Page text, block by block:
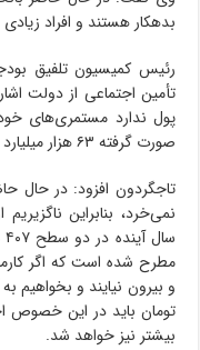
بدهکار هستند و افراد
تأمین اجتماعی از دولت
پول ندارد مستمری‌های
صورت گرفته ۶۳ هزار میلیارد تومان دولت به تأمین اجتماعی بدهکار است.
تاجگردون ا‌فزود: د‌ر حال
نمی‌خرد، بنابراین
مطرح شده است که ا‌گر
تومان باید د‌ر این خصوص
بیشتر نیز خواهد شد.‌‌‌‌‌‌‌‌‌‌‌‌‌‌‌‌‌‌‌‌‌‌‌‌‌‌‌‌‌‌‌